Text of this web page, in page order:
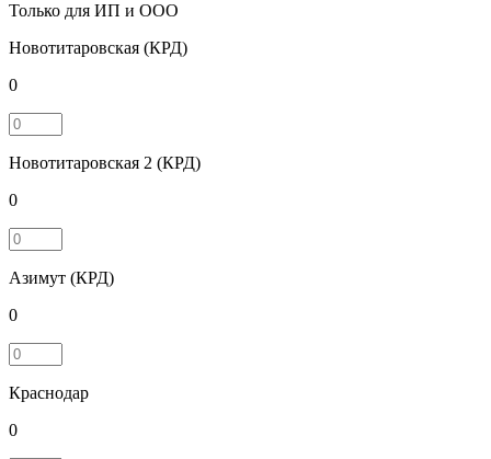
Только для ИП и ООО
Новотитаровская (КРД)
0
Новотитаровская 2 (КРД)
0
Азимут (КРД)
0
Краснодар
0